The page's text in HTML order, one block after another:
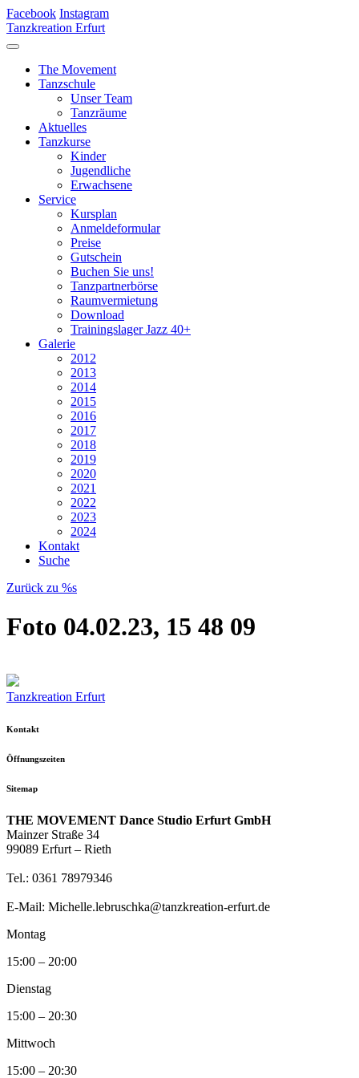
Facebook Instagram
Tanzkreation Erfurt
The Movement
Tanzschule
Unser Team
Tanzräume
Aktuelles
Tanzkurse
Kinder
Jugendliche
Erwachsene
Service
Kursplan
Anmeldeformular
Preise
Gutschein
Buchen Sie uns!
Tanzpartnerbörse
Raumvermietung
Download
Trainingslager Jazz 40+
Galerie
2012
2013
2014
2015
2016
2017
2018
2019
2020
2021
2022
2023
2024
Kontakt
Suche
Zurück zu %s
Foto 04.02.23, 15 48 09
Tanzkreation Erfurt
Kontakt
Öffnungszeiten
Sitemap
THE MOVEMENT Dance Studio Erfurt GmbH
Mainzer Straße 34
99089 Erfurt – Rieth
Tel.: 0361 78979346
E-Mail: Michelle.lebruschka@tanzkreation-erfurt.de
Montag
15:00 – 20:00
Dienstag
15:00 – 20:30
Mittwoch
15:00 – 20:30